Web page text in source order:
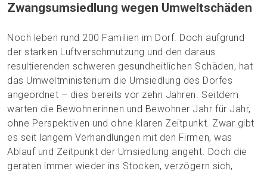
Zwangsumsiedlung wegen Umweltschäden
Noch leben rund 200 Familien im Dorf. Doch aufgrund
der starken Luftverschmutzung und den daraus
resultierenden schweren gesundheitlichen Schäden, hat
das Umweltministerium die Umsiedlung des Dorfes
angeordnet – dies bereits vor zehn Jahren. Seitdem
warten die Bewohnerinnen und Bewohner Jahr für Jahr,
ohne Perspektiven und ohne klaren Zeitpunkt. Zwar gibt
es seit langem Verhandlungen mit den Firmen, was
Ablauf und Zeitpunkt der Umsiedlung angeht. Doch die
geraten immer wieder ins Stocken, verzögern sich,